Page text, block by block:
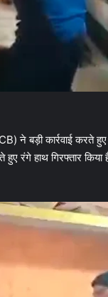
ने बड़ी कार्रवाई करते
रंगे हाथ गिरफ्तार